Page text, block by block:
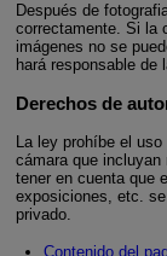
Después de
correctamente. Si la
imágenes no se
hará responsable de
Derechos de
La ley prohíbe el
cámara que
tener en cuenta que
exposiciones, etc.
privado.
Contenido del